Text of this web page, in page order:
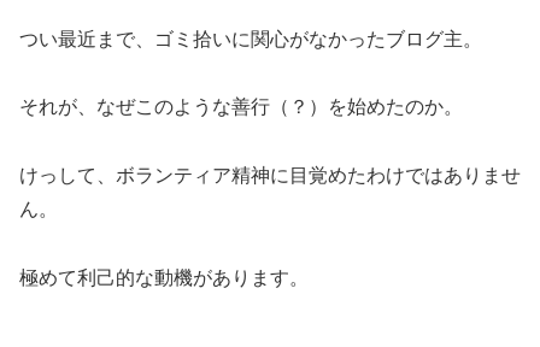
つい最近まで、ゴミ拾いに関心がなかったブログ主。
それが、なぜこのような善行（？）を始めたのか。
けっして、ボランティア精神に目覚めたわけではありませ
ん。
極めて利己的な動機があります。